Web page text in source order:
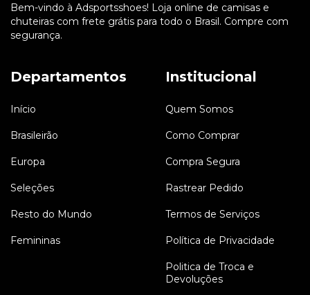
Bem-vindo à Adsportsshoes! Loja online de camisas e
chuteiras com frete grátis para todo o Brasil. Compre com
segurança.
Departamentos
Início
Brasileirão
Europa
Seleções
Resto do Mundo
Femininas
Institucional
Quem Somos
Como Comprar
Compra Segura
Rastrear Pedido
Termos de Serviços
Política de Privacidade
Politica de Troca e
Devoluções